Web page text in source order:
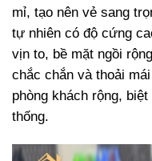
mỉ, tạo nên vẻ sang
tự nhiên có độ cứng
vịn to, bề mặt ngồi
chắc chắn và thoải
phòng khách rộng,
thống.